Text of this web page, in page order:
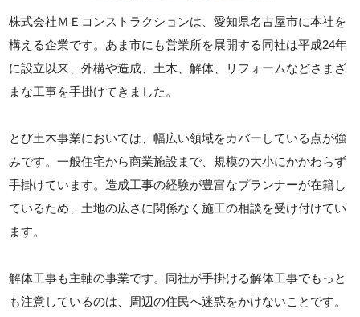
株式会社ＭＥコンストラクションは、愛知県名古屋市に本社を
構える企業です。あま市にも営業所を展開する同社は平成24年
に設立以来、外構や造成、土木、解体、リフォームなどさまざ
まな工事を手掛けてきました。
とび土木事業においては、幅広い領域をカバーしている点が強
みです。一般住宅から商業施設まで、規模の大小にかかわらず
手掛けています。造成工事の経験が豊富なプランナーが在籍し
ているため、土地の広さに関係なく施工の相談を受け付けてい
ます。
解体工事も主軸の事業です。同社が手掛ける解体工事でもっと
も注意しているのは、周辺の住民へ迷惑をかけないことです。